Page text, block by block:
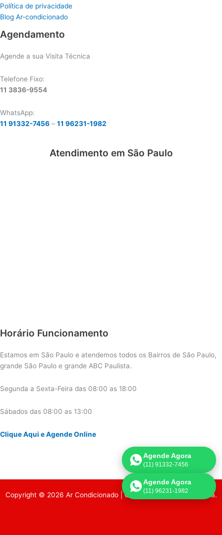
Política de privacidade
Blog Ar-condicionado
Agendamento
Agende a sua Visita Técnica
Telefone Fixo:
11 3836-9554
WhatsApp:
11 91332-7456 – 11 96231-1982
Atendimento em São Paulo
Horário Funcionamento
Estamos em São Paulo e atendemos todos os Bairros de São Paulo,
grande São Paulo e grande ABC Paulista.
Segunda a Sexta-Feira das 08:00 as 18:00
Sábados das 08:00 as 13:00
Clique Aqui e Agende Online
Copyright © 2026 Ar Condicionado | Criado por:Página de Venda.
Agende Agora
(11) 91332-7456
Agende Agora
(11) 96231-1982